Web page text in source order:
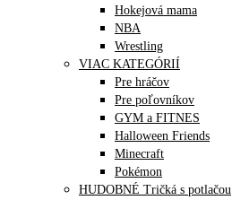
Hokejová mama
NBA
Wrestling
VIAC KATEGÓRIÍ
Pre hráčov
Pre poľovníkov
GYM a FITNES
Halloween Friends
Minecraft
Pokémon
HUDOBNÉ Tričká s potlačou